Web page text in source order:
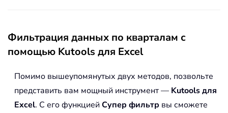
Фильтрация данных по кварталам с
помощью Kutools для Excel
Помимо вышеупомянутых двух методов, позвольте
представить вам мощный инструмент — Kutools для
Excel. С его функцией Супер фильтр вы сможете